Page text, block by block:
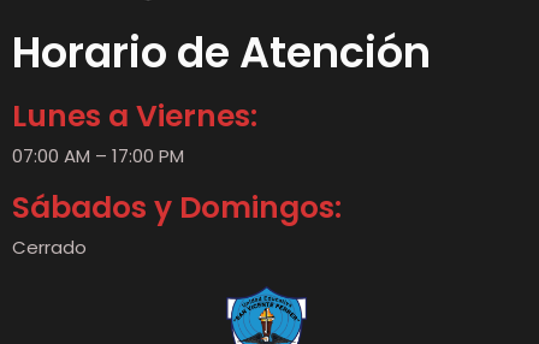
Horario de Atención
Lunes a Viernes:
07:00 AM – 17:00 PM
Sábados y Domingos:
Cerrado